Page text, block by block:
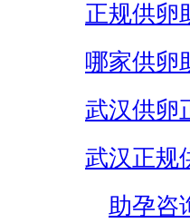
正规供卵
哪家供卵
武汉供卵
武汉正规
助孕咨